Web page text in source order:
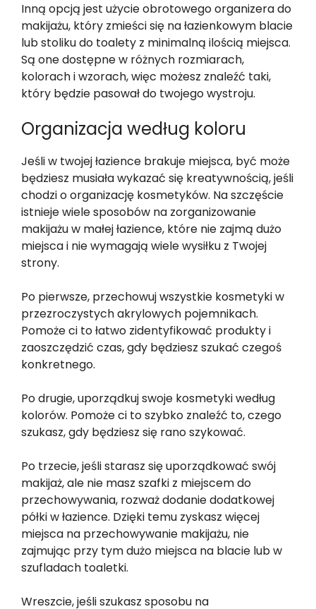
Inną opcją jest użycie obrotowego organizera do
makijażu, który zmieści się na łazienkowym blacie
lub stoliku do toalety z minimalną ilością miejsca.
Są one dostępne w różnych rozmiarach,
kolorach i wzorach, więc możesz znaleźć taki,
który będzie pasował do twojego wystroju.
Organizacja według koloru
Jeśli w twojej łazience brakuje miejsca, być może
będziesz musiała wykazać się kreatywnością, jeśli
chodzi o organizację kosmetyków. Na szczęście
istnieje wiele sposobów na zorganizowanie
makijażu w małej łazience, które nie zajmą dużo
miejsca i nie wymagają wiele wysiłku z Twojej
strony.
Po pierwsze, przechowuj wszystkie kosmetyki w
przezroczystych akrylowych pojemnikach.
Pomoże ci to łatwo zidentyfikować produkty i
zaoszczędzić czas, gdy będziesz szukać czegoś
konkretnego.
Po drugie, uporządkuj swoje kosmetyki według
kolorów. Pomoże ci to szybko znaleźć to, czego
szukasz, gdy będziesz się rano szykować.
Po trzecie, jeśli starasz się uporządkować swój
makijaż, ale nie masz szafki z miejscem do
przechowywania, rozważ dodanie dodatkowej
półki w łazience. Dzięki temu zyskasz więcej
miejsca na przechowywanie makijażu, nie
zajmując przy tym dużo miejsca na blacie lub w
szufladach toaletki.
Wreszcie, jeśli szukasz sposobu na